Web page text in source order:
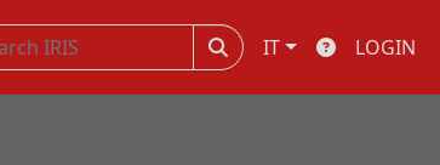
IT LOGIN